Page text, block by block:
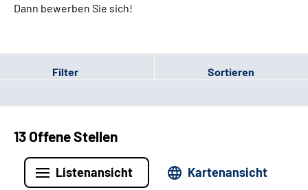
Dann bewerben Sie sich!
Filter Sortieren
13 Offene Stellen
Listenansicht Kartenansicht